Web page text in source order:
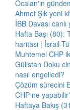
Öcalan'ın
Ahmet Şık yeni
İBB Davası
Hafta Başı (80):
haritası | İsrail-
Muhtemel CHP
Gülistan Doku
nasıl engelledi?
Çözüm sürecini
CHP ne
Haftaya Bakış